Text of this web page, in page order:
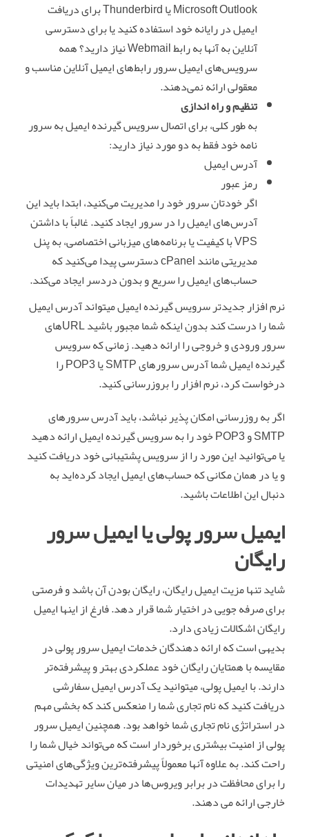
Microsoft Outlook یا Thunderbird برای دریافت
ایمیل در رایانه خود استفاده کنید یا برای دسترسی
آنلاین به آنها به رابط Webmail نیاز دارید؟ همه
سرویس‌های ایمیل سرور رابط‌های ایمیل آنلاین مناسب و
معقولی ارائه نمی‌دهند.
تنظیم و راه اندازی
به طور کلی، برای اتصال سرویس گیرنده ایمیل به سرور
نامه خود فقط به دو مورد نیاز دارید:
آدرس ایمیل
رمز عبور
اگر خودتان سرور خود را مدیریت می‌کنید، ابتدا باید این
آدرس‌های ایمیل را در سرور ایجاد کنید. غالباً با داشتن
VPS با کیفیت یا برنامه‌های میزبانی اختصاصی، به پنل
مدیریتی مانند cPanel دسترسی پیدا می‌کنید که
حساب‌های ایمیل را سریع و بدون دردسر ایجاد می‌کند.
نرم افزار جدیدتر سرویس گیرنده ایمیل میتواند آدرس ایمیل
شما را درست کند بدون اینکه شما مجبور باشید URLهای
سرور ورودی و خروجی را ارائه دهید. زمانی که سرویس
گیرنده ایمیل شما آدرس سرورهای SMTP یا POP3 را
درخواست کرد، نرم افزار را بروزرسانی کنید.
اگر به روزرسانی امکان پذیر نباشد، باید آدرس سرورهای
SMTP و POP3 خود را به سرویس گیرنده ایمیل ارائه دهید
یا می‌توانید این مورد را از سرویس پشتیبانی خود دریافت کنید
و یا در همان مکانی که حساب‌های ایمیل ایجاد کرده‌اید به
دنبال این اطلاعات باشید.
ایمیل سرور پولی یا ایمیل سرور
رایگان
شاید تنها مزیت ایمیل رایگان، رایگان بودن آن باشد و فرصتی
برای صرفه جویی در اختیار شما قرار دهد. فارغ از اینها ایمیل
رایگان اشکالات زیادی دارد.
بدیهی است که ارائه دهندگان خدمات ایمیل سرور پولی در
مقایسه با همتایان رایگان خود عملکردی بهتر و پیشرفته‌تر
دارند. با ایمیل پولی، میتوانید یک آدرس ایمیل سفارشی
دریافت کنید که نام تجاری شما را منعکس کند که بخشی مهم
در استراتژی نام تجاری شما خواهد بود. همچنین ایمیل سرور
پولی از امنیت بیشتری برخوردار است که می‌تواند خیال شما را
راحت کند. به علاوه آنها معمولاً پیشرفته‌ترین ویژگی‌های امنیتی
را برای محافظت در برابر ویروس‌ها در میان سایر تهدیدات
خارجی ارائه می دهند.